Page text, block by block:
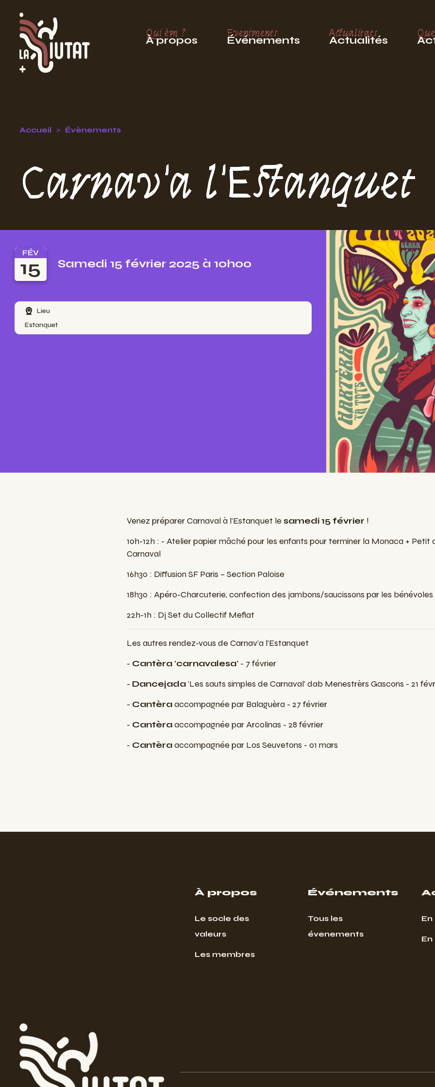
Qui èm ?
À propos
Eveniments
Événements
Actualitats
Actualités
Accueil Évènements
Carnav'a l'Estanquet
FÉV
15 Samedi 15 février 2025 à 10h00
Lieu
Estanquet
Venez préparer Carnaval à l'Estanquet le samedi 15 février !
10h-12h : - Atelier papier mâché pour les enfants pour terminer la Monaca + Petit
Carnaval
16h30 : Diffusion SF Paris – Section Paloise
18h30 : Apéro-Charcuterie,confection des jambons/saucissons par les bénévoles
22h-1h : Dj Set du Collectif Mefiat
Les autres rendez-vous de Carnav'a l'Estanquet
- Cantèra 'carnavalesa'- 7 février
- Dancejada'Les sauts simples de Carnaval' dab Menestrèrs Gascons - 21
- Cantèraaccompagnée par Balaguèra - 27 février
- Cantèraaccompagnée par Arcolinas - 28 février
- Cantèraaccompagnée par Los Seuvetons - 01 mars
À propos
Le socle des
valeurs
Les membres
Événements
Tous les
évenements
En
En